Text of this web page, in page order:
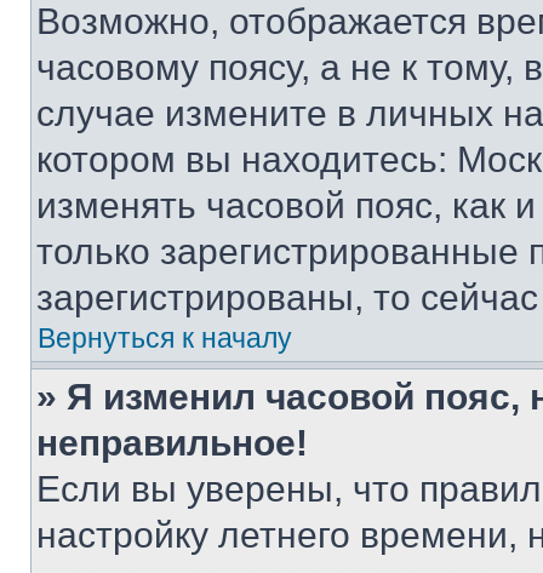
Возможно, отображается
часовому поясу, а не к тому,
случае измените в личных
котором вы находитесь:
изменять часовой пояс, как
только
зарегистрированы, то
Вернуться к началу
» Я изменил часовой пояс,
неправильное!
Если вы уверены, что
настройку летнего